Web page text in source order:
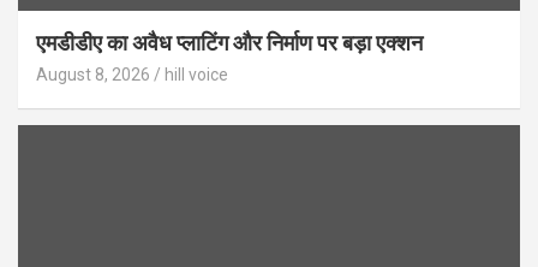
एमडीडीए का अवैध प्लाटिंग और निर्माण पर बड़ा एक्शन
August 8, 2026 hill voice